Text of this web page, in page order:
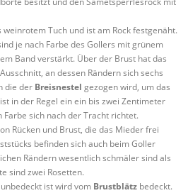
Tuch und ist am Rock festgenäht.
je nach Farbe des Gollers mit grünem
Band verstärkt. Über der Brust hat das
an dessen Rändern sich sechs
die der Breisnestel gezogen wird, um das
in der Regel ein ein bis zwei Zentimeter
sich nach der Tracht richtet.
Rücken und Brust, die das Mieder frei
befinden sich auch beim Goller
Rändern wesentlich schmäler sind als
sind zwei Rosetten.
ist wird vom Brustblätz bedeckt.